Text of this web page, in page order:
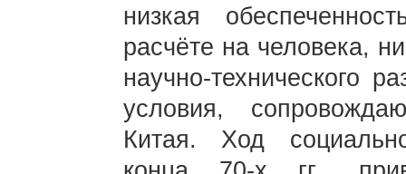
низкая
расчёте на человека,
научно-технического
условия,
Китая. Ход